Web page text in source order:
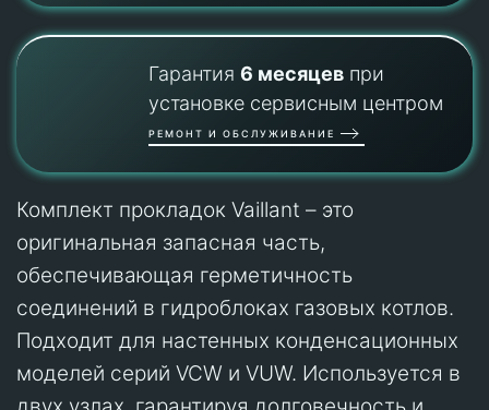
Гарантия 6 месяцевпри
установке сервисным центром
РЕМОНТ И ОБСЛУЖИВАНИЕ
Комплект прокладок Vaillant – это
оригинальная запасная часть,
обеспечивающая герметичность
соединений в гидроблоках газовых котлов.
Подходит для настенных конденсационных
моделей серий VCW и VUW. Используется в